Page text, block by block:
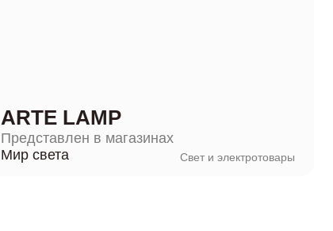
ARTE LAMP
Представлен в магазинах
Мир света
Свет и электротовары